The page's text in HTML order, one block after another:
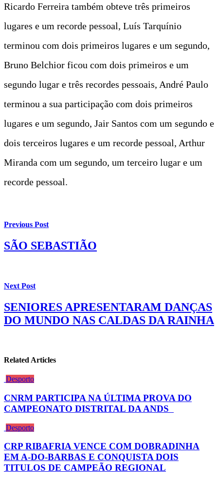
Ricardo Ferreira também obteve três primeiros
lugares e um recorde pessoal, Luís Tarquínio
terminou com dois primeiros lugares e um segundo,
Bruno Belchior ficou com dois primeiros e um
segundo lugar e três recordes pessoais, André Paulo
terminou a sua participação com dois primeiros
lugares e um segundo, Jair Santos com um segundo e
dois terceiros lugares e um recorde pessoal, Arthur
Miranda com um segundo, um terceiro lugar e um
recorde pessoal.
Previous Post
SÃO SEBASTIÃO
Next Post
SENIORES APRESENTARAM DANÇAS
DO MUNDO NAS CALDAS DA RAINHA
Related Articles
Desporto
CNRM PARTICIPA NA ÚLTIMA PROVA DO
CAMPEONATO DISTRITAL DA ANDS
Desporto
CRP RIBAFRIA VENCE COM DOBRADINHA
EM A-DO-BARBAS E CONQUISTA DOIS
TITULOS DE CAMPEÃO REGIONAL